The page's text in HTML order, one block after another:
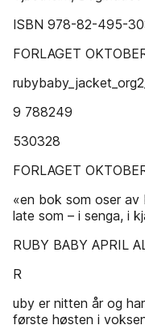
ISBN 978-82-495-
FORLAGET
9 788249
530328
FORLAGET
«en bok som oser
late som – i senga, i
RUBY BABY APRIL
R
uby er nitten år og
første høsten i